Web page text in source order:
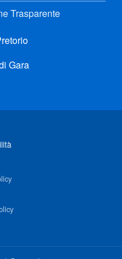
Trasparente
Gara